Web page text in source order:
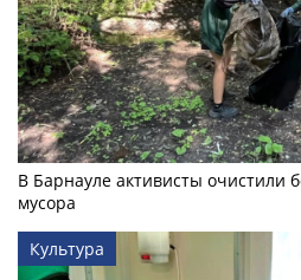
В Барнауле активисты очистили
мусора
Культура